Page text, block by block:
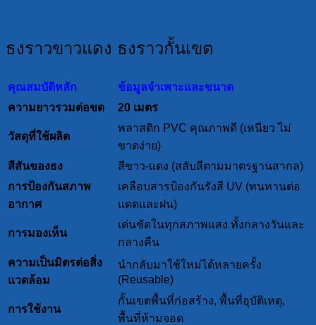
ธงราวขาวแดง ธงราวกั้นเขต
คุณสมบัติหลัก
ข้อมูลจำเพาะและขนาด
ความยาวรวมต่อขด
20 เมตร
วัสดุที่ใช้ผลิต
พลาสติก PVC คุณภาพดี (เหนียว ไม่
ขาดง่าย)
สีสันของธง
สีขาว-แดง (สลับสีตามมาตรฐานสากล)
การป้องกันสภาพ
อากาศ
เคลือบสารป้องกันรังสี UV (ทนทานต่อ
แดดและฝน)
การมองเห็น
เด่นชัดในทุกสภาพแสง ทั้งกลางวันและ
กลางคืน
ความเป็นมิตรต่อสิ่ง
แวดล้อม
นำกลับมาใช้ใหม่ได้หลายครั้ง
(Reusable)
การใช้งาน
กั้นเขตพื้นที่ก่อสร้าง, พื้นที่อุบัติเหตุ,
พื้นที่ห้ามจอด